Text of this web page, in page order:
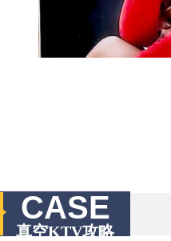
CASE
真空KTV攻略